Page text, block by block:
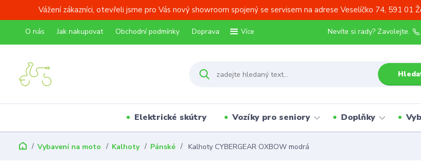
Vážení zákazníci, otevřeli jsme pro Vás nový showroom spojený se servisem na adrese Veselíčko 74, 591 01
O nás Jak nakupovat Obchodní podmínky Doprava Více Nevíte si rady? Zavolejte.
Elektrické skútry Vozíky pro seniory Doplňky
Vybavení na moto Kalhoty Pánské Kalhoty CYBERGEAR OXBOW modrá